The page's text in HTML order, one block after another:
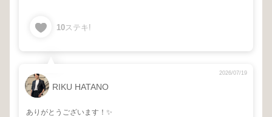
10ステキ!
RIKU HATANO
2026/07/19
ありがとうございます！✨